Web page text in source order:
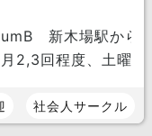
新木場駅から
回程度、土曜日
社会人サークル